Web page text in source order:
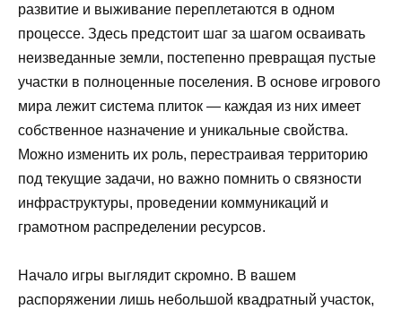
развитие и выживание переплетаются в одном
процессе. Здесь предстоит шаг за шагом осваивать
неизведанные земли, постепенно превращая пустые
участки в полноценные поселения. В основе игрового
мира лежит система плиток — каждая из них имеет
собственное назначение и уникальные свойства.
Можно изменить их роль, перестраивая территорию
под текущие задачи, но важно помнить о связности
инфраструктуры, проведении коммуникаций и
грамотном распределении ресурсов.
Начало игры выглядит скромно. В вашем
распоряжении лишь небольшой квадратный участок,